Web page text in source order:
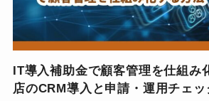
IT導入補助金で顧客管理を仕組み
店のCRM導入と申請・運用チェッ